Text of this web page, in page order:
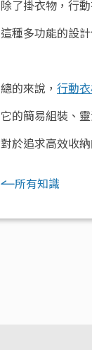
除了掛衣物，行
這種多功能的設
總的來說， 行動
它的簡易組裝、
對於追求高效收
所有知識